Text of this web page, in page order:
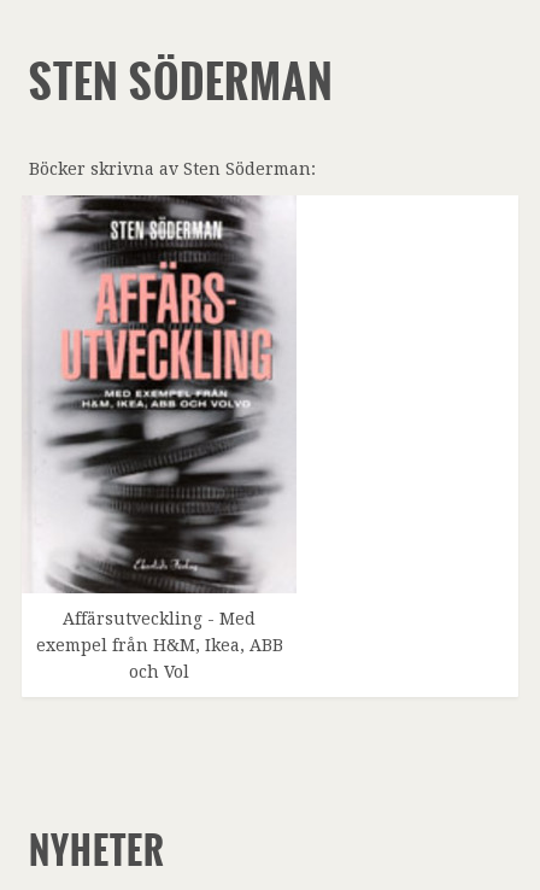
STEN SÖDERMAN
Böcker skrivna av Sten Söderman:
Affärsutveckling - Med
exempel från H&M, Ikea, ABB
och Vol
NYHETER